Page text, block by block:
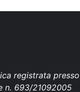
registrata presso
n. 693/21092005